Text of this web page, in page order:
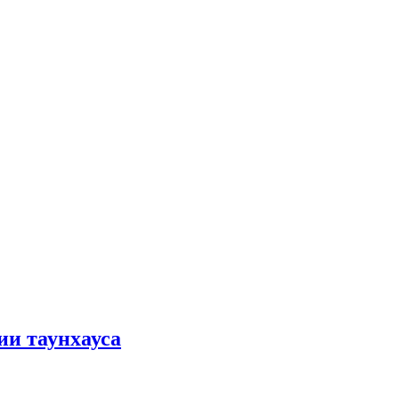
таунхауса